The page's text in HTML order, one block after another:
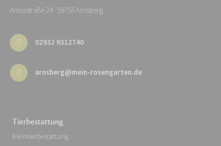
Annastraße 24 · 59755 Arnsberg
02932 9312740
arnsberg@mein-rosengarten.de
Tierbestattung
Kleintierbestattung